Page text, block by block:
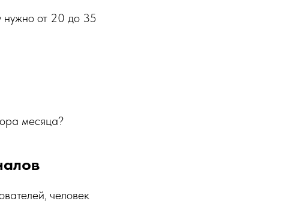
нужно от 20 до 35
месяца?
человек